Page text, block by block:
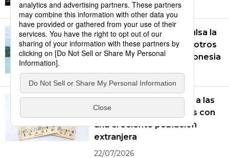
20/07/2026
La ayuda japonesa impulsa la
educación, la sanidad y otros
ámbitos en Chuuk, Micronesia
15/07/2026
Un nuevo manual ayuda a las
comunidades japonesas con
una creciente población
extranjera
22/07/2026